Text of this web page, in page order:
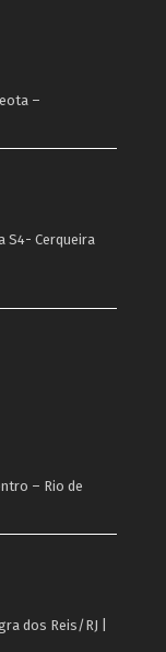
–
S4- Cerqueira
– Rio de
dos Reis/RJ |